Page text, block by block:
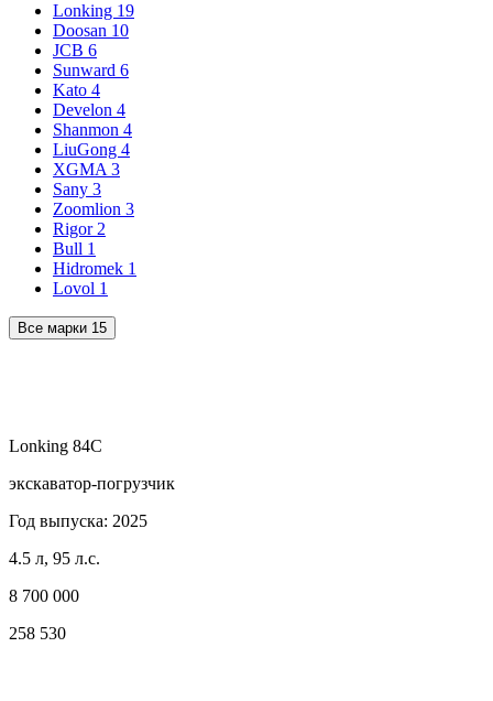
Lonking 19
Doosan 10
JCB 6
Sunward 6
Kato 4
Develon 4
Shanmon 4
LiuGong 4
XGMA 3
Sany 3
Zoomlion 3
Rigor 2
Bull 1
Hidromek 1
Lovol 1
Все марки 15
Lonking 84C
экскаватор-погрузчик
Год выпуска: 2025
4.5 л, 95 л.с.
8 700 000
258 530